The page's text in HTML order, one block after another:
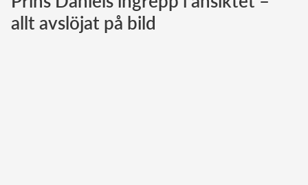
Norska kungahuset
allt avslöjat på bild